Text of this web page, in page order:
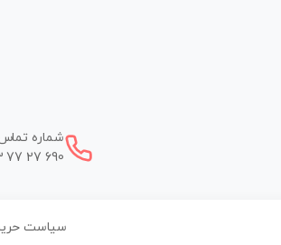
شماره
77 27 690
سیاست